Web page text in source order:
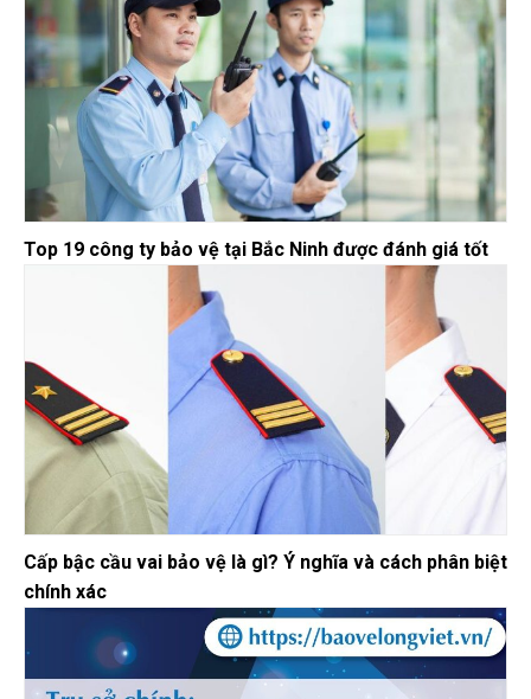
Top 19 công ty bảo vệ tại Bắc Ninh được đánh giá tốt
Cấp bậc cầu vai bảo vệ là gì? Ý nghĩa và cách phân biệt
chính xác